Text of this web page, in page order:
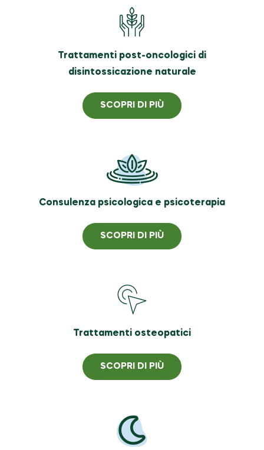
Trattamenti post-oncologici di
disintossicazione naturale
SCOPRI DI PIÙ
Consulenza psicologica e psicoterapia
SCOPRI DI PIÙ
Trattamenti osteopatici
SCOPRI DI PIÙ